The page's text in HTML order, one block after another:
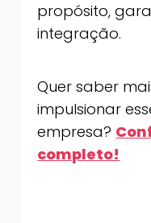
propósito,
integração.
Quer saber
impulsionar
empresa?
completo!